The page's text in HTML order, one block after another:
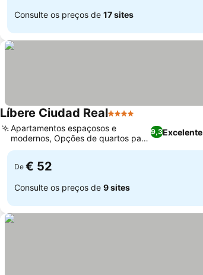
Consulte os preços de 17 sites
Líbere Ciudad Real4 Estrelas
9,3Excelente
Apartamentos espaçosos e
modernos, Opções de quartos para
famílias
De € 52
Consulte os preços de 9 sites